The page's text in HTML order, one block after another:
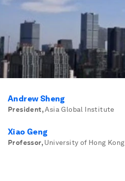
Andrew Sheng
President, Asia Global Institute
Xiao Geng
Professor, University of Hong Kong